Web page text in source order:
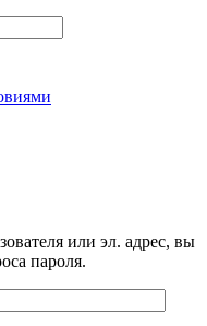
или эл. адрес, вы
пароля.